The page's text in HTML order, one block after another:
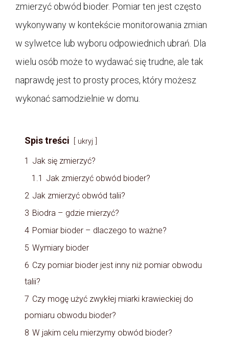
zmierzyć obwód bioder. Pomiar ten jest często
wykonywany w kontekście monitorowania zmian
w sylwetce lub wyboru odpowiednich ubrań. Dla
wielu osób może to wydawać się trudne, ale tak
naprawdę jest to prosty proces, który możesz
wykonać samodzielnie w domu.
Spis treści ukryj
1 Jak się zmierzyć?
1.1 Jak zmierzyć obwód bioder?
2 Jak zmierzyć obwód talii?
3 Biodra – gdzie mierzyć?
4 Pomiar bioder – dlaczego to ważne?
5 Wymiary bioder
6 Czy pomiar bioder jest inny niż pomiar obwodu
talii?
7 Czy mogę użyć zwykłej miarki krawieckiej do
pomiaru obwodu bioder?
8 W jakim celu mierzymy obwód bioder?